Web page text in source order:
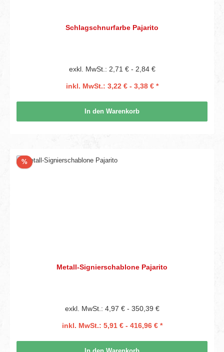
Schlagschnurfarbe Pajarito
exkl. MwSt.: 2,71 € - 2,84 €
inkl. MwSt.: 3,22 € - 3,38 € *
In den Warenkorb
%Rabatt
Metall-Signierschablone Pajarito
exkl. MwSt.: 4,97 € - 350,39 €
inkl. MwSt.: 5,91 € - 416,96 € *